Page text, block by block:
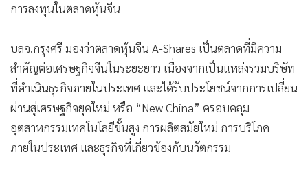
การลงทุนในตลาดหุ้นจีน
บลจ.กรุงศรี มองว่าตลาดหุ้นจีน A-Shares เป็นตลาดที่มีความ
สำคัญต่อเศรษฐกิจจีนในระยะยาว เนื่องจากเป็นแหล่งรวมบริษัท
ที่ดำเนินธุรกิจภายในประเทศ และได้รับประโยชน์จากการเปลี่ยน
ผ่านสู่เศรษฐกิจยุคใหม่ หรือ “New China” ครอบคลุม
อุตสาหกรรมเทคโนโลยีขั้นสูง การผลิตสมัยใหม่ การบริโภค
ภายในประเทศ และธุรกิจที่เกี่ยวข้องกับนวัตกรรม